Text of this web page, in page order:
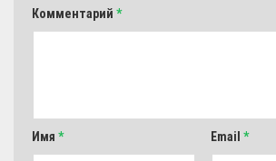
Комментарий *
Имя * Email *